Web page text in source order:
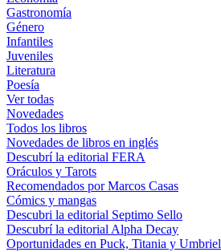
Gastronomía
Género
Infantiles
Juveniles
Literatura
Poesía
Ver todas
Novedades
Todos los libros
Novedades de libros en inglés
Descubrí la editorial FERA
Oráculos y Tarots
Recomendados por Marcos Casas
Cómics y mangas
Descubri la editorial Septimo Sello
Descubrí la editorial Alpha Decay
Oportunidades en Puck, Titania y Umbriel